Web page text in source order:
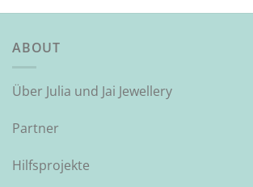
ABOUT
Über Julia und Jai Jewellery
Partner
Hilfsprojekte